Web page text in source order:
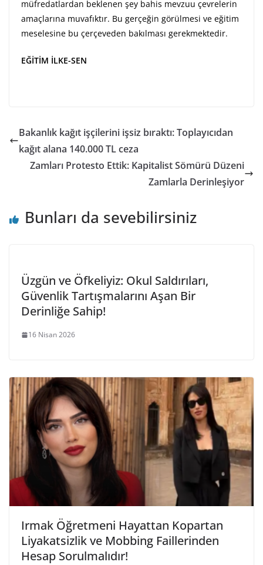
müfredatlardan beklenen şey bahis mevzuu çevrelerin
amaçlarına muvafıktır. Bu gerçeğin görülmesi ve eğitim
meselesine bu çerçeveden bakılması gerekmektedir.
EĞİTİM İLKE-SEN
Bakanlık kağıt işçilerini işsiz bıraktı: Toplayıcıdan
kağıt alana 140.000 TL ceza
Zamları Protesto Ettik: Kapitalist Sömürü Düzeni
Zamlarla Derinleşiyor
Bunları da sevebilirsiniz
Üzgün ve Öfkeliyiz: Okul Saldırıları,
Güvenlik Tartışmalarını Aşan Bir
Derinliğe Sahip!
16 Nisan 2026
Irmak Öğretmeni Hayattan Kopartan
Liyakatsizlik ve Mobbing Faillerinden
Hesap Sorulmalıdır!